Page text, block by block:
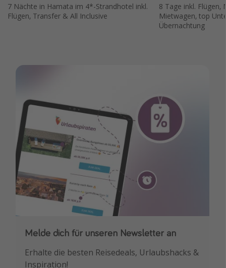
Weitere Themen
Bahnreisen in der Schweiz
Travel Know How
Silvesterreisen
Last Minute Urlaub Mallorca
Last Minute Urlaub Deutschland
7 Nächte in Hamata im 4*-Strandhotel inkl.
Flügen, Transfer & All Inclusive
8 Tage inkl. Flügen,
Mietwagen, top
Übernachtung
Melde dich für unseren Newsletter an
Erhalte die besten Reisedeals, Urlaubshacks &
Inspiration!
Downloade unsere App
Buche die besten Reiseschnäppchen als
Erstes.